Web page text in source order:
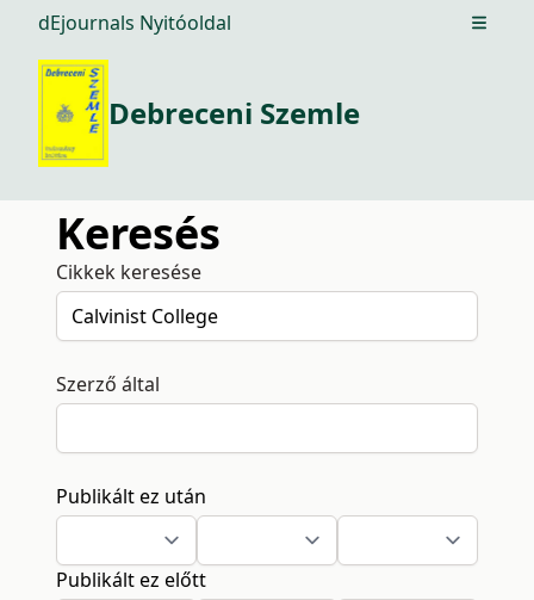
dEjournals Nyitóoldal Open
Debreceni Szemle
Keresés
Cikkek keresése
Szerző által
Publikált ez után
Publikált ez előtt